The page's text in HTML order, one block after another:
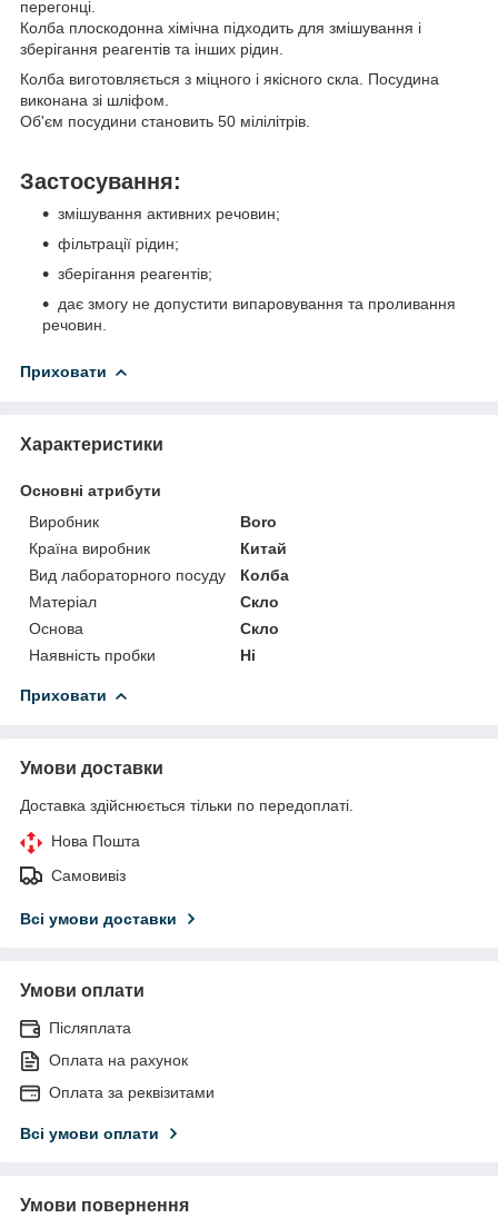
перегонці.
Колба плоскодонна хімічна підходить для змішування і
зберігання реагентів та інших рідин.
Колба виготовляється з міцного і якісного скла. Посудина
виконана зі шліфом.
Об'єм посудини становить 50 мілілітрів.
Застосування:
змішування активних речовин;
фільтрації рідин;
зберігання реагентів;
дає змогу не допустити випаровування та проливання
речовин.
Приховати
Характеристики
Основні атрибути
Виробник
Boro
Країна виробник
Китай
Вид лабораторного посуду
Колба
Матеріал
Скло
Основа
Скло
Наявність пробки
Ні
Приховати
Умови доставки
Доставка здійснюється тільки по передоплаті.
Нова Пошта
Самовивіз
Всі умови доставки
Умови оплати
Післяплата
Оплата на рахунок
Оплата за реквізитами
Всі умови оплати
Умови повернення